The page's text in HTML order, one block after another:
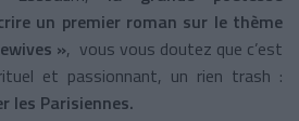
un premier roman sur le thème
», vous vous doutez que c’est
et passionnant, un rien trash :
les Parisiennes.